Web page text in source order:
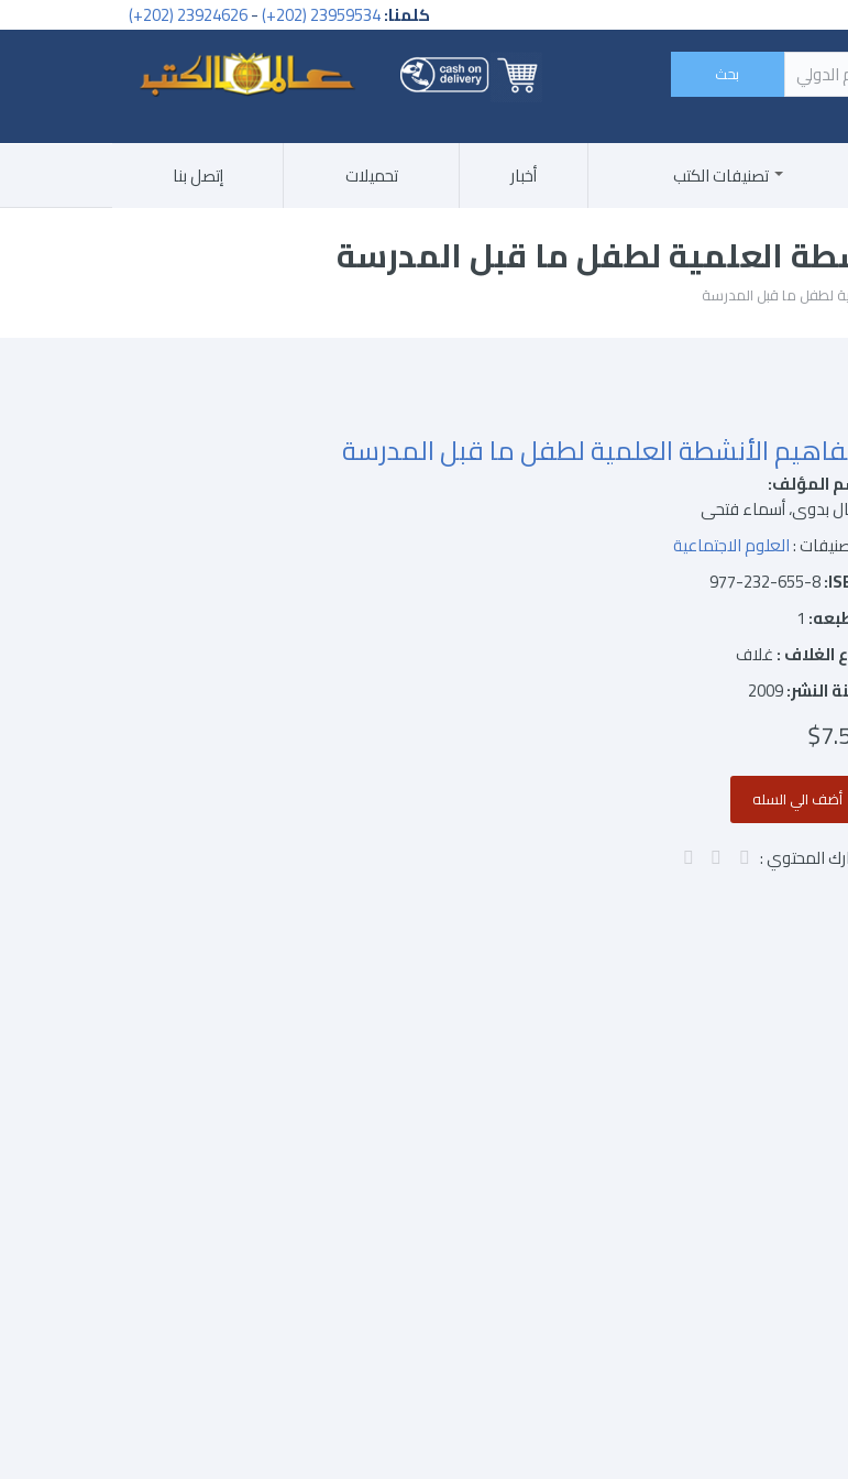
كلمنا:23959534 (202+)
-
23924626 (202+)
النشر / الترقيم الدولي
إتصل بنا تحميلات أخبار تصنيفات الكتب
العلمية لطفل ما قبل المدرسة
لطفل ما قبل المدرسة
الأنشطة العلمية لطفل ما قبل المدرسة
المؤلف:
بدوى، أسماء فتحى
:العلوم الاجتماعية
977-232-655-8
1
الغلاف :غلاف
النشر:2009
المحتوي :